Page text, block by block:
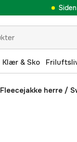
Siden
Klær & Sko
Fleecejakke herre /